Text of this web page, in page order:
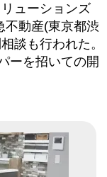
ューションズ
不動産(東京都渋
談も行われた。
ーを招いての開